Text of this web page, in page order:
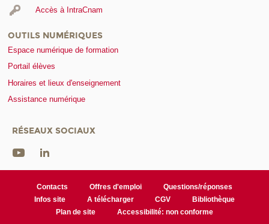
Accès à IntraCnam
OUTILS NUMÉRIQUES
Espace numérique de formation
Portail élèves
Horaires et lieux d'enseignement
Assistance numérique
RÉSEAUX SOCIAUX
Contacts Offres d'emploi
Questions/réponses
Infos site
A télécharger CGV
Bibliothèque
Plan de site
Accessibilité: non conforme